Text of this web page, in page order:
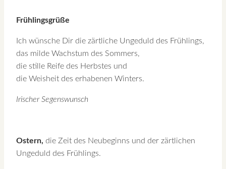
Frühlingsgrüße
Ich wünsche Dir die zärtliche Ungeduld des Frühlings,
das milde Wachstum des Sommers,
die stille Reife des Herbstes und
die Weisheit des erhabenen Winters.
Irischer Segenswunsch
Ostern, die Zeit des Neubeginns und der zärtlichen
Ungeduld des Frühlings.